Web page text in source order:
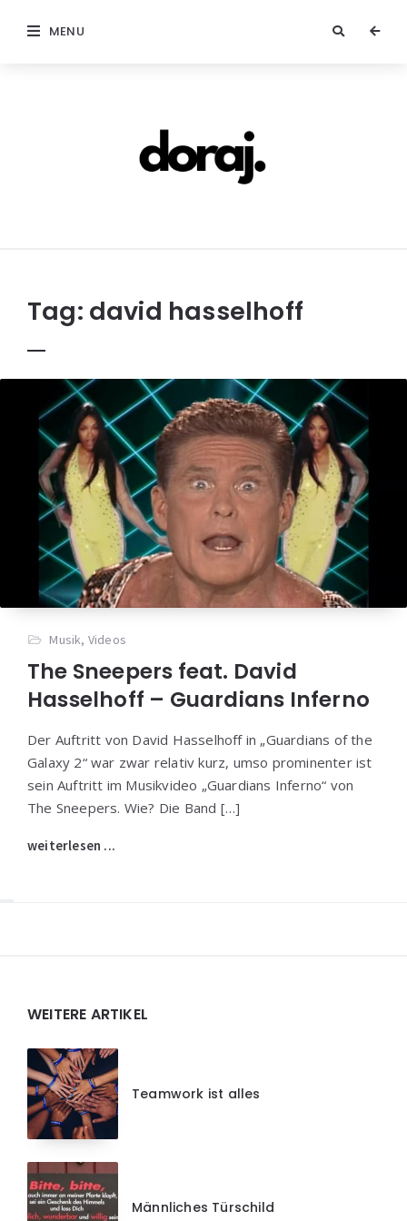
MENU
Tag: david hasselhoff
Musik, Videos
The Sneepers feat. David
Hasselhoff – Guardians Inferno
Der Auftritt von David Hasselhoff in „Guardians of the
Galaxy 2“ war zwar relativ kurz, umso prominenter ist
sein Auftritt im Musikvideo „Guardians Inferno“ von
The Sneepers. Wie? Die Band […]
weiterlesen ...
WEITERE ARTIKEL
Teamwork ist alles
Männliches Türschild